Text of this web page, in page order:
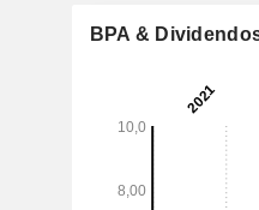
BPA &